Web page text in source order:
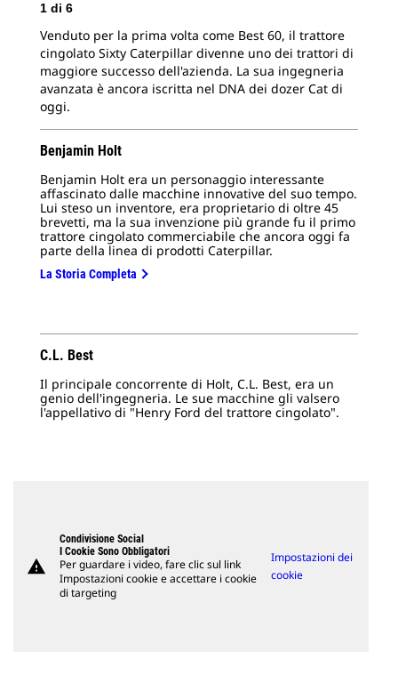
1 di 6
Venduto per la prima volta come Best 60, il trattore
cingolato Sixty Caterpillar divenne uno dei trattori di
maggiore successo dell'azienda. La sua ingegneria
avanzata è ancora iscritta nel DNA dei dozer Cat di
oggi.
Benjamin Holt
Benjamin Holt era un personaggio interessante
affascinato dalle macchine innovative del suo tempo.
Lui steso un inventore, era proprietario di oltre 45
brevetti, ma la sua invenzione più grande fu il primo
trattore cingolato commerciabile che ancora oggi fa
parte della linea di prodotti Caterpillar.
La Storia Completa
C.L. Best
Il principale concorrente di Holt, C.L. Best, era un
genio dell'ingegneria. Le sue macchine gli valsero
l'appellativo di "Henry Ford del trattore cingolato".
warning
Condivisione Social
I Cookie Sono Obbligatori
Per guardare i video, fare clic sul link
Impostazioni cookie e accettare i cookie
di targeting
Impostazioni dei
cookie